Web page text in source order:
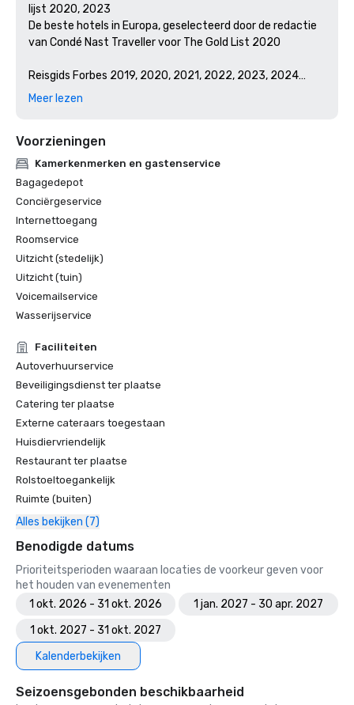
lijst 2020, 2023
De beste hotels in Europa, geselecteerd door de redactie
van Condé Nast Traveller voor The Gold List 2020
Reisgids Forbes 2019, 2020, 2021, 2022, 2023, 2024
Winnaar: Forbes vijfsterrenhotel in Londen
Meer lezen
Voorzieningen
Kamerkenmerken en gastenservice
Bagagedepot
Conciërgeservice
Internettoegang
Roomservice
Uitzicht (stedelijk)
Uitzicht (tuin)
Voicemailservice
Wasserijservice
Faciliteiten
Autoverhuurservice
Beveiligingsdienst ter plaatse
Catering ter plaatse
Externe cateraars toegestaan
Huisdiervriendelijk
Restaurant ter plaatse
Rolstoeltoegankelijk
Ruimte (buiten)
Alles bekijken (7)
Benodigde datums
Prioriteitsperioden waaraan locaties de voorkeur geven voor
het houden van evenementen
1 okt. 2026 - 31 okt. 2026
1 jan. 2027 - 30 apr. 2027
1 okt. 2027 - 31 okt. 2027
Kalenderbekijken
Seizoensgebonden beschikbaarheid